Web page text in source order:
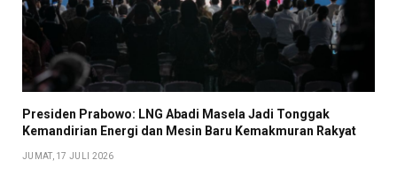
Presiden Prabowo: LNG Abadi Masela Jadi Tonggak
Kemandirian Energi dan Mesin Baru Kemakmuran Rakyat
JUMAT, 17 JULI 2026